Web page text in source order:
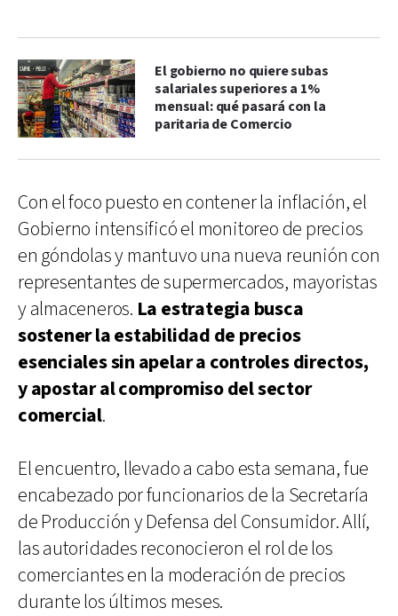
El gobierno no quiere subas
salariales superiores a 1%
mensual: qué pasará con la
paritaria de Comercio
Con el foco puesto en contener la inflación, el
Gobierno intensificó el monitoreo de precios
en góndolas y mantuvo una nueva reunión con
representantes de supermercados, mayoristas
y almaceneros. La estrategia busca
sostener la estabilidad de precios
esenciales sin apelar a controles directos,
y apostar al compromiso del sector
comercial.
El encuentro, llevado a cabo esta semana, fue
encabezado por funcionarios de la Secretaría
de Producción y Defensa del Consumidor. Allí,
las autoridades reconocieron el rol de los
comerciantes en la moderación de precios
durante los últimos meses.